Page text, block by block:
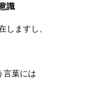
識
しますし、
言葉には